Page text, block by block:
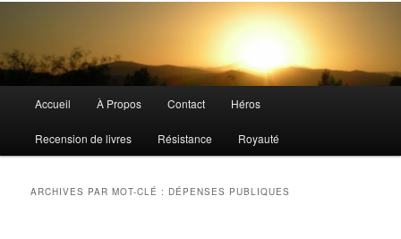
principal
Accueil À Propos Contact Héros
Recension de livres Résistance Royauté
ARCHIVES PAR MOT-CLÉ : DÉPENSES PUBLIQUES